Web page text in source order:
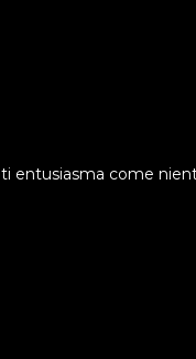
entusiasma come